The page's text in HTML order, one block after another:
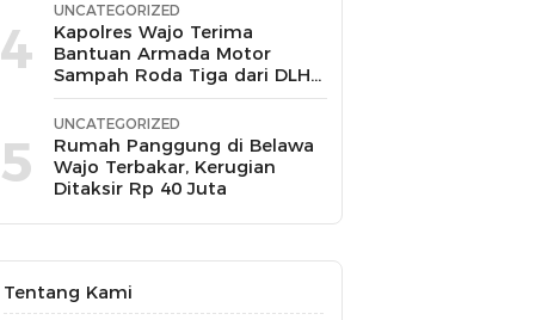
4
UNCATEGORIZED
Kapolres Wajo Terima
Bantuan Armada Motor
Sampah Roda Tiga dari DLH
untuk Dukung Gerakan
Peduli Lingkungan
5
UNCATEGORIZED
Rumah Panggung di Belawa
Wajo Terbakar, Kerugian
Ditaksir Rp 40 Juta
Tentang Kami